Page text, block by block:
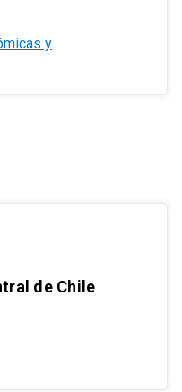
y
de Chile